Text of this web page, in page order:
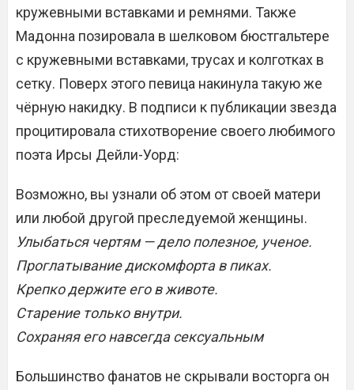
кружевными вставками и ремнями. Также
Мадонна позировала в шелковом бюстгальтере
с кружевными вставками, трусах и колготках в
сетку. Поверх этого певица накинула такую же
чёрную накидку. В подписи к публикации звезда
процитировала стихотворение своего любимого
поэта Ирсы Дейли-Уорд:
Возможно, вы узнали об этом от своей матери
или любой другой преследуемой женщины.
Улыбаться чертям — дело полезное, ученое.
Проглатывание дискомфорта в пиках.
Крепко держите его в животе.
Старение только внутри.
Сохраняя его навсегда сексуальным
Большинство фанатов не скрывали восторга он